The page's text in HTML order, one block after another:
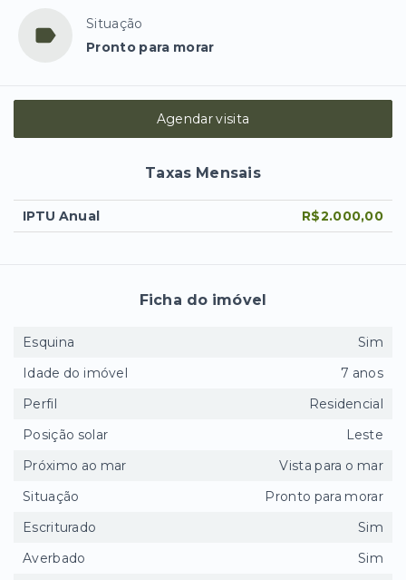
Situação
Pronto para morar
Agendar visita
Taxas Mensais
IPTU Anual R$2.000,00
Ficha do imóvel
Esquina
Sim
Idade do imóvel
7 anos
Perfil
Residencial
Posição solar
Leste
Próximo ao mar
Vista para o mar
Situação
Pronto para morar
Escriturado
Sim
Averbado
Sim